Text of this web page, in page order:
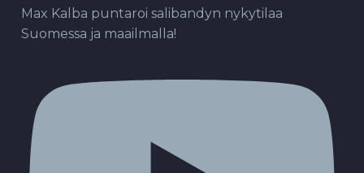
Max Kalba puntaroi salibandyn nykytilaa
Suomessa ja maailmalla!